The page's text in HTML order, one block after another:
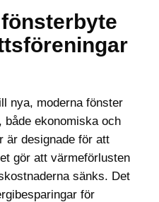
nya, moderna fönster
både ekonomiska och
är designade för att
gör att värmeförlusten
sänks. Det
för